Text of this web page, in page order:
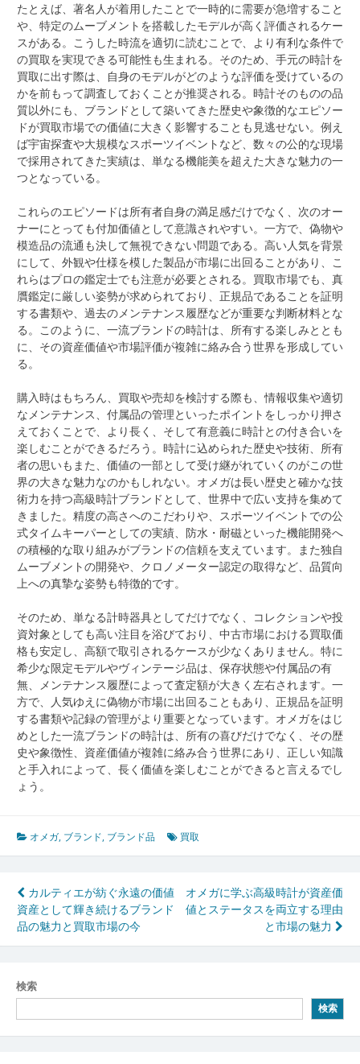
たとえば、著名人が着用したことで一時的に需要が急増すること
や、特定のムーブメントを搭載したモデルが高く評価されるケー
スがある。こうした時流を適切に読むことで、より有利な条件で
の買取を実現できる可能性も生まれる。そのため、手元の時計を
買取に出す際は、自身のモデルがどのような評価を受けているの
かを前もって調査しておくことが推奨される。時計そのものの品
質以外にも、ブランドとして築いてきた歴史や象徴的なエピソー
ドが買取市場での価値に大きく影響することも見逃せない。例え
ば宇宙探査や大規模なスポーツイベントなど、数々の公的な現場
で採用されてきた実績は、単なる機能美を超えた大きな魅力の一
つとなっている。
これらのエピソードは所有者自身の満足感だけでなく、次のオー
ナーにとっても付加価値として意識されやすい。一方で、偽物や
模造品の流通も決して無視できない問題である。高い人気を背景
にして、外観や仕様を模した製品が市場に出回ることがあり、こ
れらはプロの鑑定士でも注意が必要とされる。買取市場でも、真
贋鑑定に厳しい姿勢が求められており、正規品であることを証明
する書類や、過去のメンテナンス履歴などが重要な判断材料とな
る。このように、一流ブランドの時計は、所有する楽しみととも
に、その資産価値や市場評価が複雑に絡み合う世界を形成してい
る。
購入時はもちろん、買取や売却を検討する際も、情報収集や適切
なメンテナンス、付属品の管理といったポイントをしっかり押さ
えておくことで、より長く、そして有意義に時計との付き合いを
楽しむことができるだろう。時計に込められた歴史や技術、所有
者の思いもまた、価値の一部として受け継がれていくのがこの世
界の大きな魅力なのかもしれない。オメガは長い歴史と確かな技
術力を持つ高級時計ブランドとして、世界中で広い支持を集めて
きました。精度の高さへのこだわりや、スポーツイベントでの公
式タイムキーパーとしての実績、防水・耐磁といった機能開発へ
の積極的な取り組みがブランドの信頼を支えています。また独自
ムーブメントの開発や、クロノメーター認定の取得など、品質向
上への真摯な姿勢も特徴的です。
そのため、単なる計時器具としてだけでなく、コレクションや投
資対象としても高い注目を浴びており、中古市場における買取価
格も安定し、高額で取引されるケースが少なくありません。特に
希少な限定モデルやヴィンテージ品は、保存状態や付属品の有
無、メンテナンス履歴によって査定額が大きく左右されます。一
方で、人気ゆえに偽物が市場に出回ることもあり、正規品を証明
する書類や記録の管理がより重要となっています。オメガをはじ
めとした一流ブランドの時計は、所有の喜びだけでなく、その歴
史や象徴性、資産価値が複雑に絡み合う世界にあり、正しい知識
と手入れによって、長く価値を楽しむことができると言えるでし
ょう。
オメガ, ブランド, ブランド品 買取
投
稿
ナ
ビ
ゲ
ー
カルティエが紡ぐ永遠の価値
資産として輝き続けるブランド
品の魅力と買取市場の今
オメガに学ぶ高級時計が資産価
値とステータスを両立する理由
と市場の魅力
検索
検索